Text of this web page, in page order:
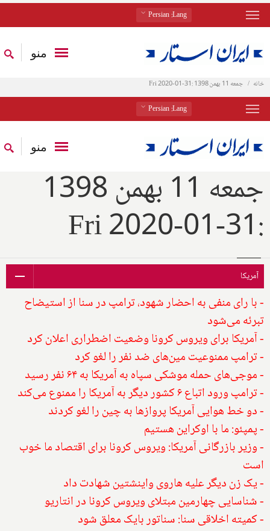
Lang
: Persian
منو
خانه جمعه 11 بهمن 1398 :31-01-2020 Fri
Lang
: Persian
منو
جمعه 11 بهمن 1398
:31-01-2020 Fri
آمریکا
- با رای منفی به احضار شهود، ترامپ در سنا از استیضاح
تبرئه می‌شود
- آمریکا برای ویروس کرونا وضعیت اضطراری اعلان کرد
- ترامپ ممنوعیت مین‌های ضد نفر را لغو کرد
- موجی‌های حمله موشکی سپاه به آمریکا به ۶۴ نفر رسید
- ترامپ ورود اتباع ۶ کشور دیگر به آمریکا را ممنوع می‌کند
- دو خط هوایی آمریکا پروازها به چین را لغو کردند
- پمپئو: ما با اوکراین هستیم
- وزیر بازرگانی آمریکا: ویروس کرونا برای اقتصاد ما خوب
است
- یک زن دیگر علیه هاروی واینشتین شهادت داد
- شناسایی چهارمین مبتلای ویروس کرونا در انتاریو
- کمیته اخلاقی سنا: سناتور بایک معلق شود